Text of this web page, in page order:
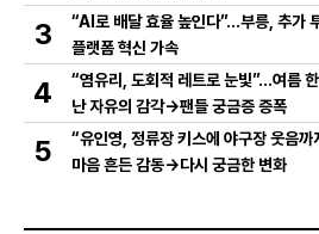
3
“AI로 배달 효율 높인다”…부릉, 추가
플랫폼 혁신 가속
4
“염유리, 도회적 레트로 눈빛”…여름
난 자유의 감각→팬들 궁금증 증폭
5
“유인영, 정류장 키스에 야구장 웃음
마음 흔든 감동→다시 궁금한 변화